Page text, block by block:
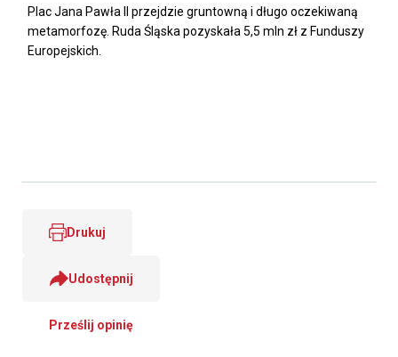
Plac Jana Pawła II przejdzie gruntowną i długo oczekiwaną
metamorfozę. Ruda Śląska pozyskała 5,5 mln zł z Funduszy
Europejskich.
Drukuj
Udostępnij
Prześlij opinię